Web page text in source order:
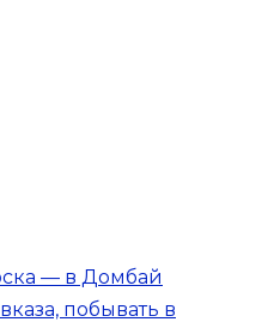
— в Домбай
побывать в